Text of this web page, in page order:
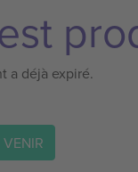
a déjà expiré.